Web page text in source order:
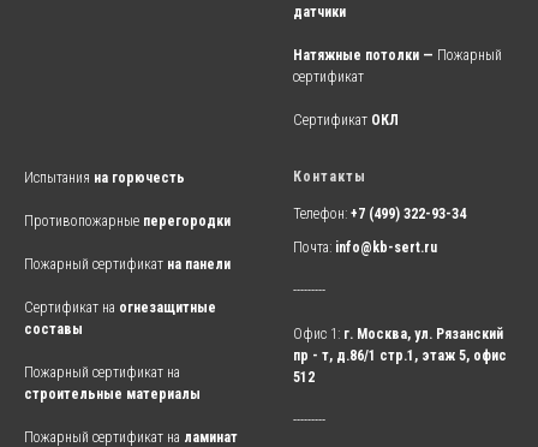
датчики
Натяжные потолки — Пожарный
сертификат
Сертификат ОКЛ
Испытания на горючесть
Противопожарные перегородки
Пожарный сертификат на панели
Сертификат на огнезащитные
составы
Пожарный сертификат на
строительные материалы
Пожарный сертификат на ламинат
Контакты
Телефон: +7 (499) 322-93-34
Почта: info@kb-sert.ru
---------
Офис 1: г. Москва, ул. Рязанский
пр - т, д.86/1 стр.1, этаж 5, офис
512
---------